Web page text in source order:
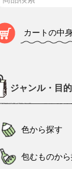
カートの中
ジャンル・目
色から探す
包むものか